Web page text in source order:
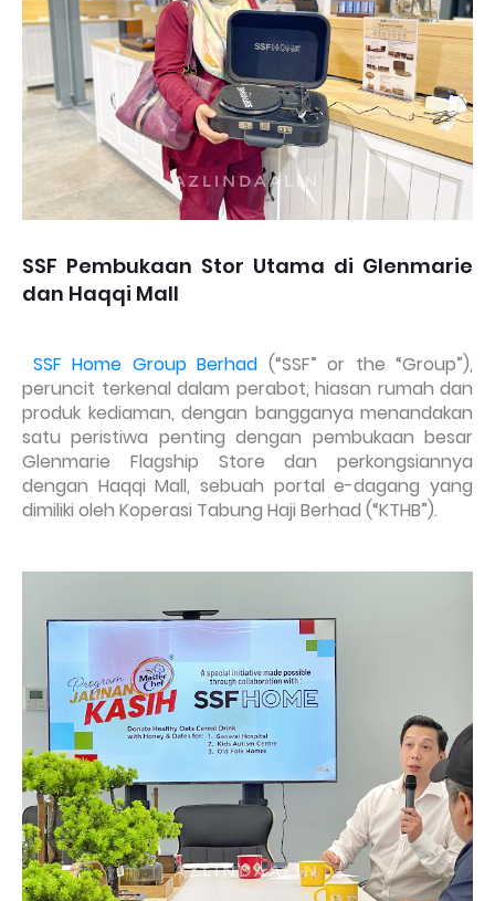
SSF Pembukaan Stor Utama di Glenmarie
dan Haqqi Mall
SSF Home Group Berhad (“SSF” or the “Group”),
peruncit terkenal dalam perabot, hiasan rumah dan
produk kediaman, dengan bangganya menandakan
satu peristiwa penting dengan pembukaan besar
Glenmarie Flagship Store dan perkongsiannya
dengan Haqqi Mall, sebuah portal e-dagang yang
dimiliki oleh Koperasi Tabung Haji Berhad (“KTHB”).